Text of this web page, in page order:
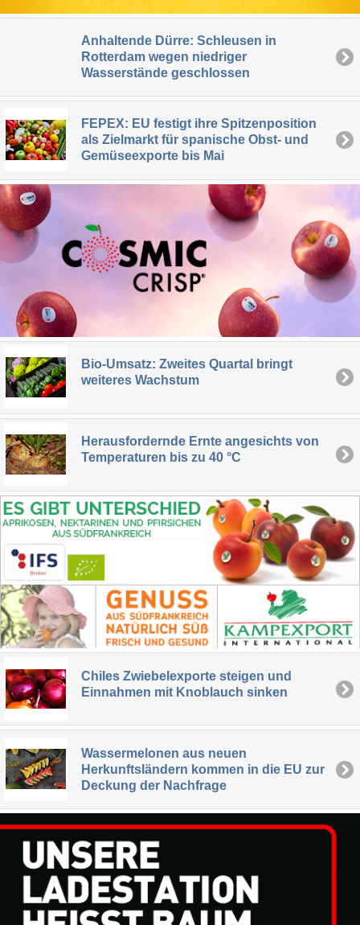
Anhaltende Dürre: Schleusen in
Rotterdam wegen niedriger
Wasserstände geschlossen
FEPEX: EU festigt ihre Spitzenposition
als Zielmarkt für spanische Obst- und
Gemüseexporte bis Mai
Bio-Umsatz: Zweites Quartal bringt
weiteres Wachstum
Herausfordernde Ernte angesichts von
Temperaturen bis zu 40 °C
Chiles Zwiebelexporte steigen und
Einnahmen mit Knoblauch sinken
Wassermelonen aus neuen
Herkunftsländern kommen in die EU zur
Deckung der Nachfrage